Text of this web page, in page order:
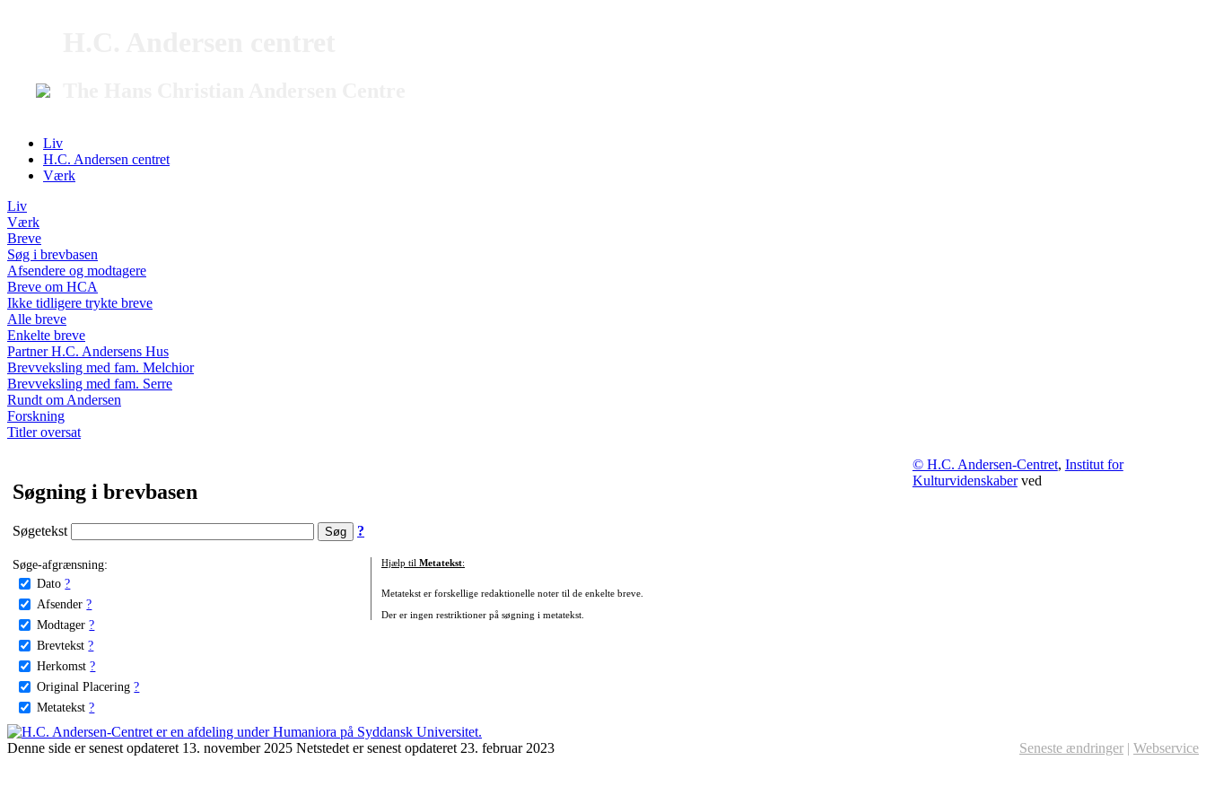
Liv
H.C. Andersen centret
Værk
Liv
Værk
Breve
Søg i brevbasen
Afsendere og modtagere
Breve om HCA
Ikke tidligere trykte breve
Alle breve
Enkelte breve
Partner H.C. Andersens Hus
Brevveksling med fam. Melchior
Brevveksling med fam. Serre
Rundt om Andersen
Forskning
Titler oversat
Søgning i brevbasen
Søgetekst ?
Søge-afgrænsning:
Dato ?
Afsender ?
Modtager ?
Brevtekst ?
Herkomst ?
Original Placering ?
Metatekst ?
Hjælp til Metatekst:
Metatekst er forskellige redaktionelle noter til de enkelte breve.
Der er ingen restriktioner på søgning i metatekst.
© H.C. Andersen-Centret, Institut for
Kulturvidenskaberved
Denne side er senest opdateret 13. november 2025 Netstedet er senest opdateret 23. februar 2023 Seneste ændringer | Webservice